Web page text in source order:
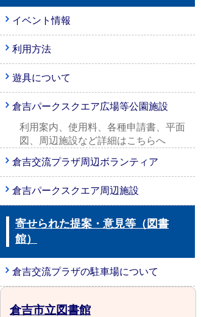
イベント情報
利用方法
遊具について
倉吉パークスクエア広場等公園施設
利用案内、使用料、各種申請書、平面
図、周辺施設など詳細はこちらへ
倉吉交流プラザ周辺ボランティア
倉吉パークスクエア周辺施設
寄せられた提案・意見等（図書
館）
倉吉交流プラザの駐車場について
倉吉市立図書館